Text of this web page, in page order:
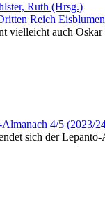
Ruth (Hrsg.)
auch
4/5 (2023/
sich der